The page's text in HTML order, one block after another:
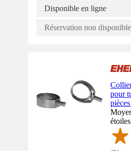
Disponible en ligne
Réservation non disponible
pour